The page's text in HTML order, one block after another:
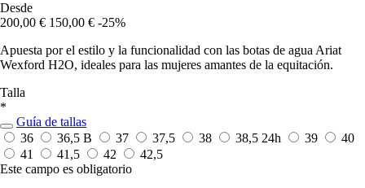
Desde
200,00 € 150,00 € -25%
Apuesta por el estilo y la funcionalidad con las botas de agua Ariat
Wexford H2O, ideales para las mujeres amantes de la equitación.
Talla
*
Guía de tallas
36
36,5 B 37 37,5 38 38,5 24h 39
40
41
41,5 42
42,5
Este campo es obligatorio